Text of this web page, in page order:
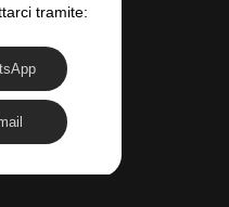
tramite: